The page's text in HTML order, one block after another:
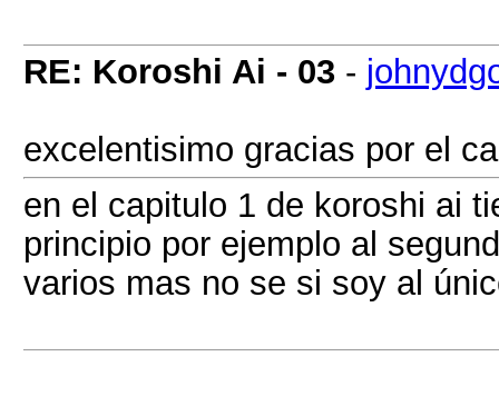
RE: Koroshi Ai - 03 -
excelentisimo gracias por el
en el capitulo 1 de koroshi ai
principio por ejemplo al
varios mas no se si soy al